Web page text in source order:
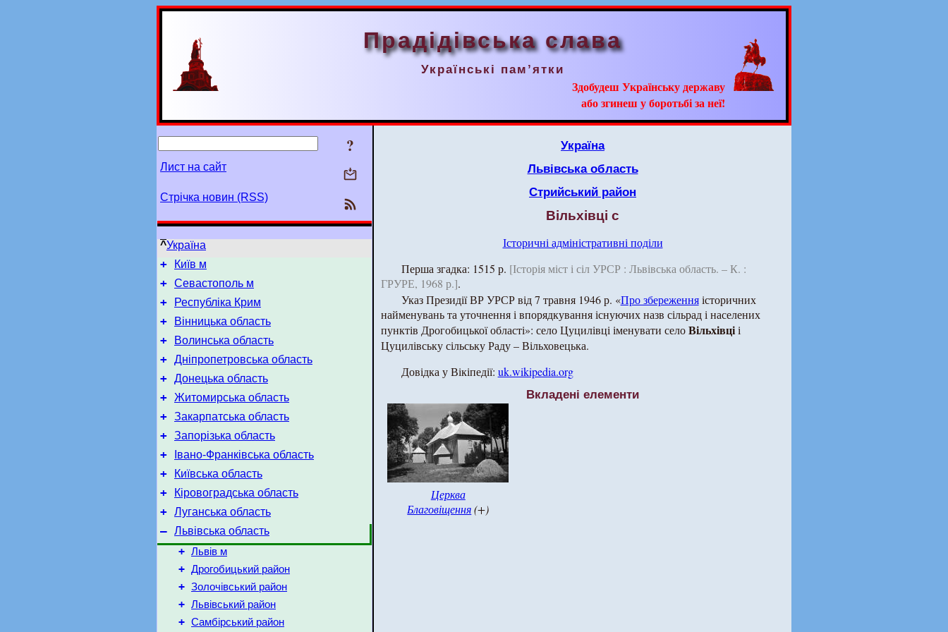
Прадідівська слава
Українські пам’ятки
Здобудеш Українську державу
або згинеш у боротьбі за неї!
?
Лист на сайт
Стрічка новин (RSS)
^Україна
+ Київ м
+ Севастополь м
+ Республіка Крим
+ Вінницька область
+ Волинська область
+ Дніпропетровська область
+ Донецька область
+ Житомирська область
+ Закарпатська область
+ Запорізька область
+ Івано-Франківська область
+ Київська область
+ Кіровоградська область
+ Луганська область
– Львівська область
+ Львів м
+ Дрогобицький район
+ Золочівський район
+ Львівський район
+ Самбірський район
Україна
Львівська область
Стрийський район
Вільхівці с
Історичні адміністративні поділи
Перша згадка: 1515 р. [Історія міст і сіл УРСР : Львівська область. – К. :
ГРУРЕ, 1968 р.].
Указ Президії ВР УРСР від 7 травня 1946 р. «Про збереженняісторичних
найменувань та уточнення і впорядкування існуючих назв сільрад і населених
пунктів Дрогобицької області»: село Цуцилівці іменувати селоВільхівціі
Цуцилівську сільську Раду – Вільховецька.
Довідка у Вікіпедії: uk.wikipedia.org
Вкладені елементи
Церква
Благовіщення(+)